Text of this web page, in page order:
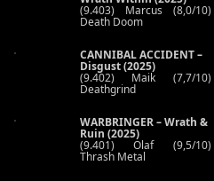
(9.403) Marcus (8,0/10)
Death Doom
CANNIBAL ACCIDENT –
Disgust (2025)
(9.402) Maik (7,7/10)
Deathgrind
WARBRINGER – Wrath &
Ruin (2025)
(9.401) Olaf (9,5/10)
Thrash Metal